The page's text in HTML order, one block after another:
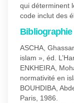
qui déterminent
code inclut des
ASCHA,
islam », éd.
ENKHEIRA,
normativité en
BOUHDIBA,
Paris, 1986.